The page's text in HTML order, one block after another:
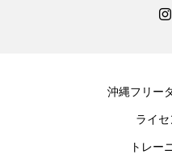
沖縄フリー
ライ
トレー